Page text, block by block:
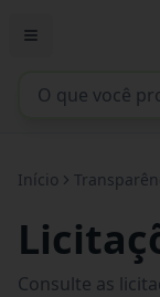
Início
Consulte as